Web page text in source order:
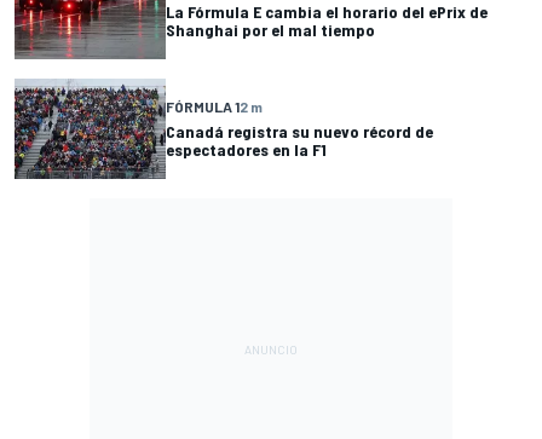
La Fórmula E cambia el horario del ePrix de
Shanghai por el mal tiempo
FÓRMULA 12 m
Canadá registra su nuevo récord de
espectadores en la F1